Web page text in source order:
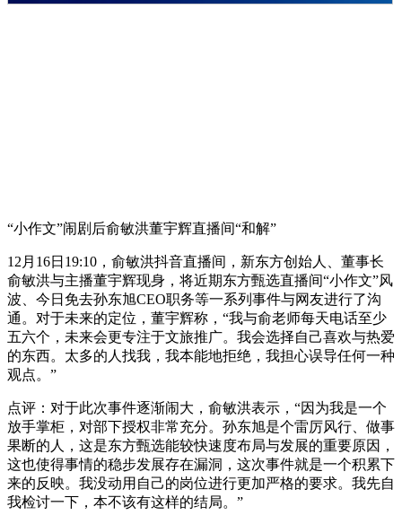
“小作文”闹剧后俞敏洪董宇辉直播间“和解”
12月16日19:10，俞敏洪抖音直播间，新东方创始人、董事长
俞敏洪与主播董宇辉现身，将近期东方甄选直播间“小作文”风
波、今日免去孙东旭CEO职务等一系列事件与网友进行了沟
通。对于未来的定位，董宇辉称，“我与俞老师每天电话至少
五六个，未来会更专注于文旅推广。我会选择自己喜欢与热爱
的东西。太多的人找我，我本能地拒绝，我担心误导任何一种
观点。”
点评：对于此次事件逐渐闹大，俞敏洪表示，“因为我是一个
放手掌柜，对部下授权非常充分。孙东旭是个雷厉风行、做事
果断的人，这是东方甄选能较快速度布局与发展的重要原因，
这也使得事情的稳步发展存在漏洞，这次事件就是一个积累下
来的反映。我没动用自己的岗位进行更加严格的要求。我先自
我检讨一下，本不该有这样的结局。”